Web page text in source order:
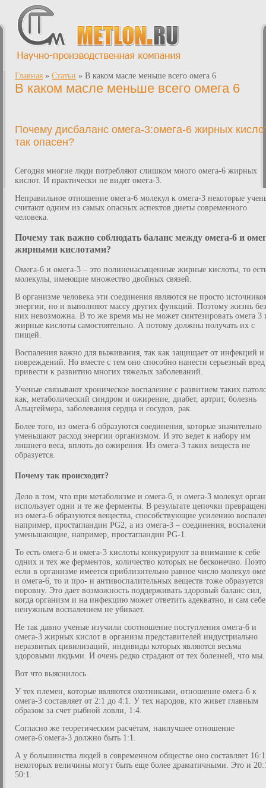
Главная » Статьи » В каком масле меньше всего омега 6
В каком масле меньше всего омега 6
Почему дисбаланс омега-3:омега-6 жирных
так опасен?
Сегодня многие люди потребляют слишком много омега-6 жирных
кислот. И практически не видят омега-3.
Неправильное отношение омега-6 молекул к омега-3 некоторые
считают одним из самых опасных аспектов диеты современного
человека.
Почему так важно соблюдать баланс между омега-6 и
жирными кислотами?
Омега-6 и омега-3 – это полиненасыщенные жирные кислоты, то
молекулы, имеющие множество двойных связей.
В организме человека эти соединения являются не просто
энергии, но и выполняют массу других функций. Поэтому жизнь без
них невозможна. В то же время мы не может синтезировать омега 3
жирные кислоты самостоятельно. А потому должны получать их с
пищей.
Воспаления важно для выживания, так как защищает от инфекций и
повреждений. Но вместе с тем оно способно нанести серьезный
привести к развитию многих тяжелых заболеваний.
Ученые связывают хроническое воспаление с развитием таких
как, метаболический синдром и ожирение, диабет, артрит, болезнь
Альцгеймера, заболевания сердца и сосудов, рак.
Более того, из омега-6 образуются соединения, которые значительно
уменьшают расход энергии организмом. И это ведет к набору им
лишнего веса, вплоть до ожирения. Из омега-3 таких веществ не
образуется.
Почему так происходит?
Дело в том, что при метаболизме и омега-6, и омега-3 молекул
использует одни и те же ферменты. В результате цепочки
из омега-6 образуются вещества, способствующие усилению
например, простагландин PG2, а из омега-3 – соединения,
уменьшающие, например, простагландин PG-1.
То есть омега-6 и омега-3 кислоты конкурируют за внимание к себе
одних и тех же ферментов, количество которых не бесконечно.
если в организме имеется приблизительно равное число молекул
и омега-6, то и про- и антивоспалительных веществ тоже образуется
поровну. Это дает возможность поддерживать здоровый баланс сил,
когда организм и на инфекцию может ответить адекватно, и сам себе
ненужным воспалением не убивает.
Не так давно ученые изучили соотношение поступления омега-6 и
омега-3 жирных кислот в организм представителей индустриально
неразвитых цивилизаций, индивиды которых являются весьма
здоровыми людьми. И очень редко страдают от тех болезней, что мы.
Вот что выяснилось.
У тех племен, которые являются охотниками, отношение омега-6 к
омега-3 составляет от 2:1 до 4:1. У тех народов, кто живет главным
образом за счет рыбной ловли, 1:4.
Согласно же теоретическим расчётам, наилучшее отношение
омега-6:омега-3 должно быть 1:1.
А у большинства людей в современном обществе оно составляет
некоторых величины могут быть еще более драматичными. Это и
50:1.